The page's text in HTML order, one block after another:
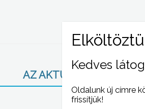
AZ AKTUÁLIS NAPI HÍREI
Kedves
Oldalunk új címre
frissítjük!